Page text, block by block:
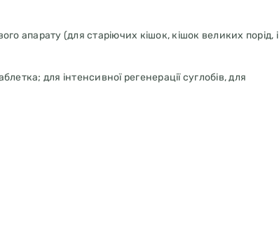
апарату (для старіючих кішок, кішок великих порід, і
для інтенсивної регенерації суглобів, для